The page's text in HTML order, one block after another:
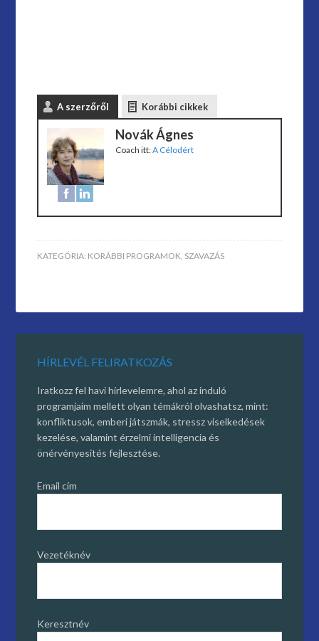
A szerzőről Korábbi cikkek
Novák Ágnes
Coach itt:A Célodért
KATEGÓRIA: KORÁBBI PROGRAMOK, SZAVAZÁS
HÍRLEVÉL FELIRATKOZÁS
Iratkozz fel havi hírlevelemre, ahol az induló
programjaim mellett olyan témákról olvashatsz, mint:
konfliktusok, emberi játszmák, stressz viselkedések
kezelése, valamint érzelmi intelligencia és
önérvényesítés fejlesztése.
Email cím
Vezetéknév
Keresztnév